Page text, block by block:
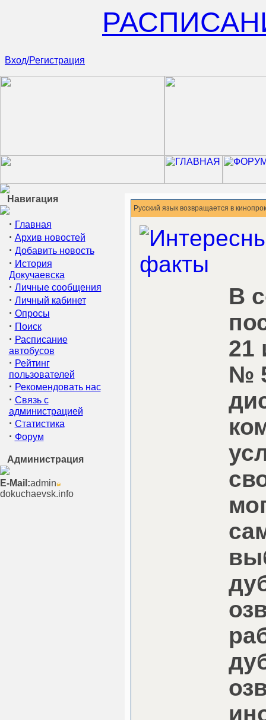
Вход/Регистрация
Навигация
· Главная
· Архив новостей
· Добавить новость
· История
Докучаевска
· Личные сообщения
· Личный кабинет
· Опросы
· Поиск
· Расписание
автобусов
· Рейтинг
пользователей
· Рекомендовать нас
· Связь с
администрацией
· Статистика
· Форум
Администрация
E-Mail:admin
dokuchaevsk.info
Русский язык возвращается в
В
21
№